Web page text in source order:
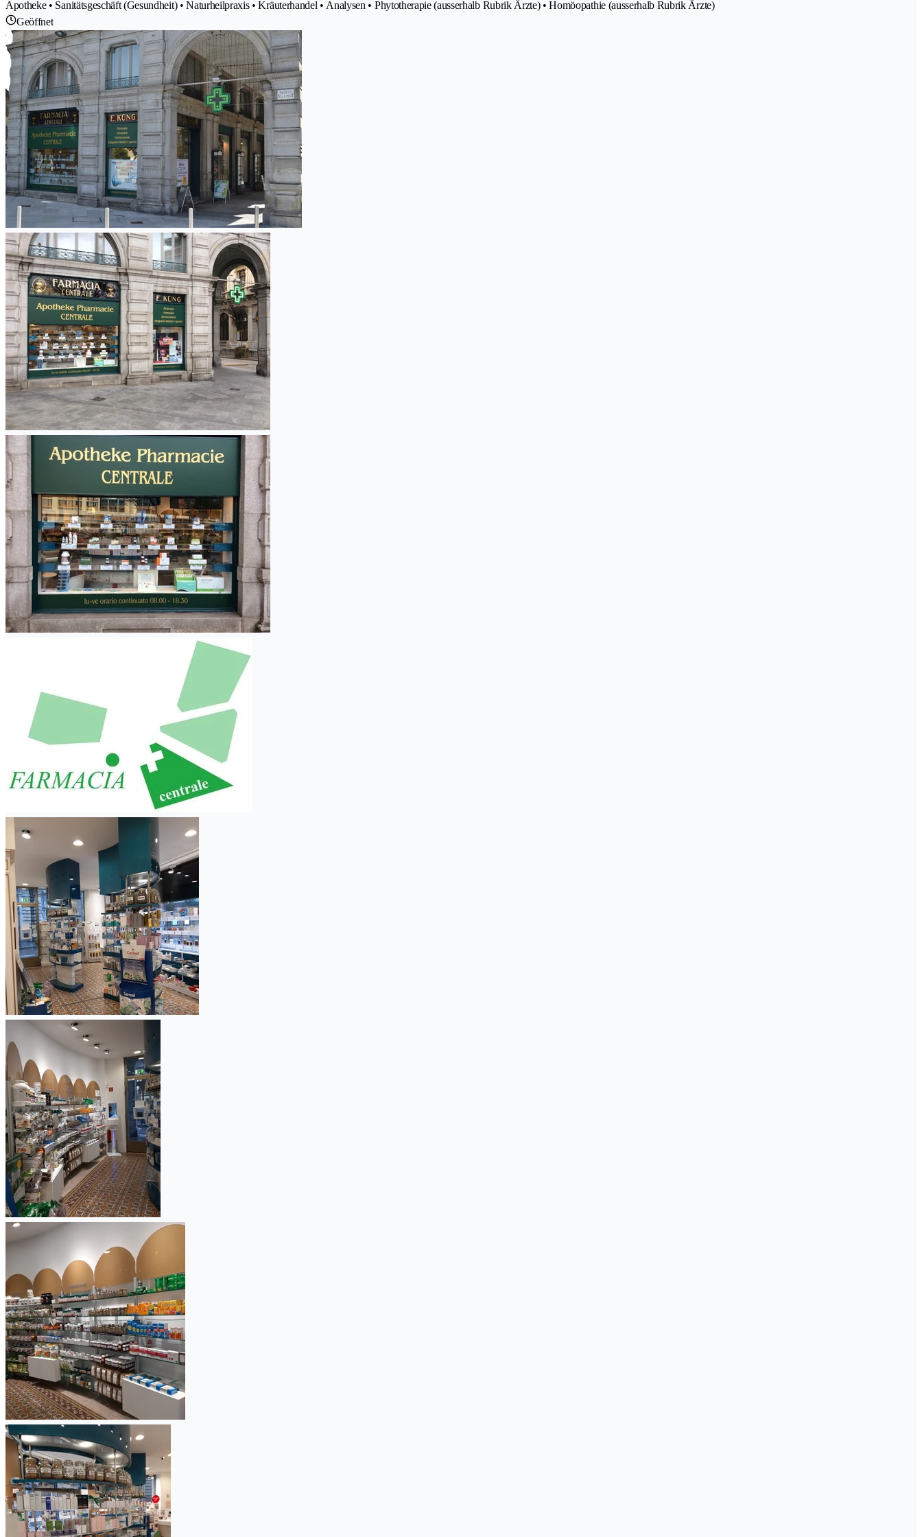
Apotheke • Sanitätsgeschäft (Gesundheit) • Naturheilpraxis • Kräuterhandel • Analysen • Phytotherapie (ausserhalb Rubrik Ärzte) • Homöopathie (ausserhalb Rubrik Ärzte)
Geöffnet